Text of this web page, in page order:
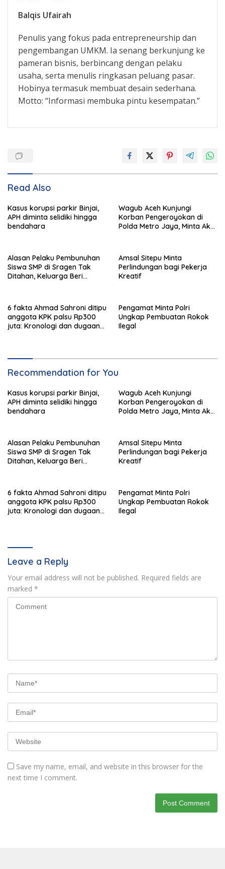
Balqis Ufairah
Penulis yang fokus pada entrepreneurship dan
pengembangan UMKM. Ia senang berkunjung ke
pameran bisnis, berbincang dengan pelaku
usaha, serta menulis ringkasan peluang pasar.
Hobinya termasuk membuat desain sederhana.
Motto: “Informasi membuka pintu kesempatan.”
Read Also
Kasus korupsi parkir Binjai,
APH diminta selidiki hingga
bendahara
Wagub Aceh Kunjungi
Korban Pengeroyokan di
Polda Metro Jaya, Minta Aksi
Alasan Pelaku Pembunuhan
Siswa SMP di Sragen Tak
Ditahan, Keluarga Beri
Amsal Sitepu Minta
Perlindungan bagi Pekerja
Kreatif
6 fakta Ahmad Sahroni ditipu
anggota KPK palsu Rp300
juta: Kronologi dan dugaan
Pengamat Minta Polri
Ungkap Pembuatan Rokok
Ilegal
Recommendation for You
Kasus korupsi parkir Binjai,
APH diminta selidiki hingga
bendahara
Wagub Aceh Kunjungi
Korban Pengeroyokan di
Polda Metro Jaya, Minta Aksi
Alasan Pelaku Pembunuhan
Siswa SMP di Sragen Tak
Ditahan, Keluarga Beri
Amsal Sitepu Minta
Perlindungan bagi Pekerja
Kreatif
6 fakta Ahmad Sahroni ditipu
anggota KPK palsu Rp300
juta: Kronologi dan dugaan
Pengamat Minta Polri
Ungkap Pembuatan Rokok
Ilegal
Leave a Reply
Your email address will not be published. Required fields are
marked *
Save my name, email, and website in this browser for the
next time I comment.